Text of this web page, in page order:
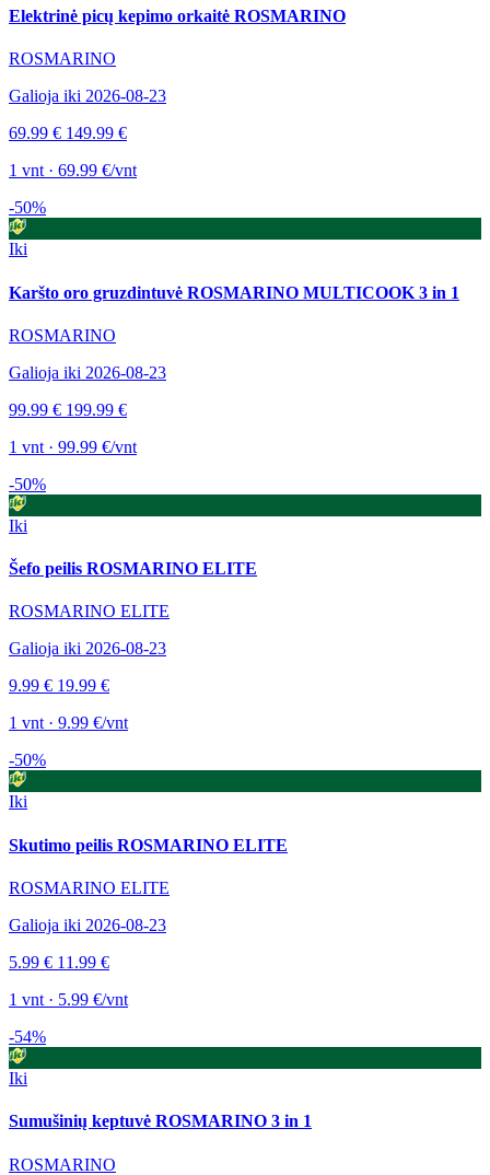
Elektrinė picų kepimo orkaitė ROSMARINO
ROSMARINO
Galioja iki 2026-08-23
69.99 € 149.99 €
1 vnt · 69.99 €/vnt
-50%
Iki
Karšto oro gruzdintuvė ROSMARINO MULTICOOK 3 in 1
ROSMARINO
Galioja iki 2026-08-23
99.99 € 199.99 €
1 vnt · 99.99 €/vnt
-50%
Iki
Šefo peilis ROSMARINO ELITE
ROSMARINO ELITE
Galioja iki 2026-08-23
9.99 € 19.99 €
1 vnt · 9.99 €/vnt
-50%
Iki
Skutimo peilis ROSMARINO ELITE
ROSMARINO ELITE
Galioja iki 2026-08-23
5.99 € 11.99 €
1 vnt · 5.99 €/vnt
-54%
Iki
Sumušinių keptuvė ROSMARINO 3 in 1
ROSMARINO